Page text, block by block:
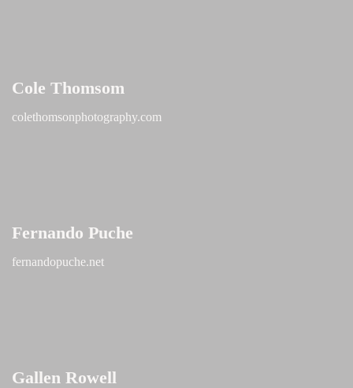
Cole Thomsom
colethomsonphotography.com
Fernando Puche
fernandopuche.net
Gallen Rowell